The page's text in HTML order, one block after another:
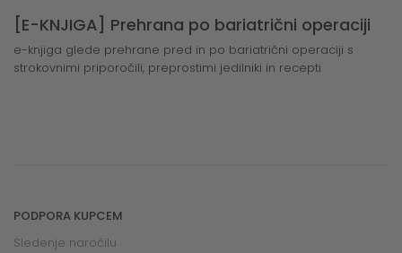
[E-KNJIGA] Prehrana po bariatrični operaciji
e-knjiga glede prehrane pred in po bariatrični operaciji s
strokovnimi priporočili, preprostimi jedilniki in recepti
PODPORA KUPCEM
Sledenje naročilu